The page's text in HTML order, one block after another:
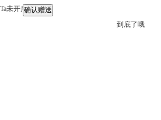
Ta未开启直播
到底了哦